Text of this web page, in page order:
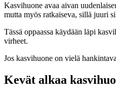
Kasvihuone avaa aivan
mutta myös ratkaiseva, sillä juuri
Tässä oppaassa käydään läpi
virheet.
Jos kasvihuone on vielä
Kevät alkaa